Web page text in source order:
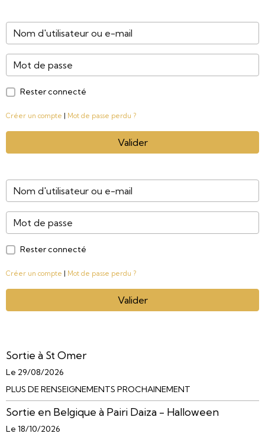
Rester connecté
Créer un compte Mot de passe perdu ?
Valider
Rester connecté
Créer un compte Mot de passe perdu ?
Valider
Sortie à St Omer
Le 29/08/2026
PLUS DE RENSEIGNEMENTS PROCHAINEMENT
Sortie en Belgique à Pairi Daiza - Halloween
Le 18/10/2026